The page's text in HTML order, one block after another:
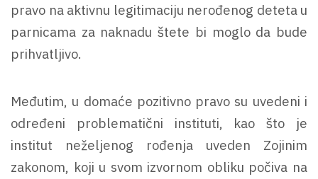
pravo na aktivnu legitimaciju nerođenog deteta u
parnicama za naknadu štete bi moglo da bude
prihvatljivo.
Međutim, u domaće pozitivno pravo su uvedeni i
određeni problematični instituti, kao što je
institut neželjenog rođenja uveden Zojinim
zakonom, koji u svom izvornom obliku počiva na